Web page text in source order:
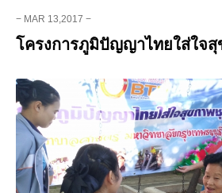
− MAR 13,2017 −
โครงการภูมิปัญญาไทยใส่ใจ